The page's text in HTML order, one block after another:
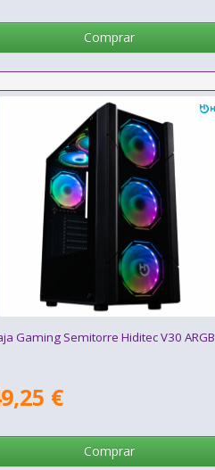
Comprar
Gaming Semitorre Hiditec V30 ARGB
€
Comprar